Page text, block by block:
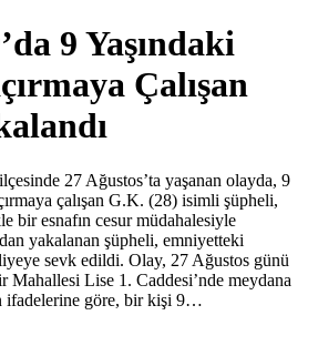
9 Yaşındaki
Çalışan
27 Ağustos’ta yaşanan olayda, 9
çalışan G.K. (28) isimli şüpheli,
bir esnafın cesur müdahalesiyle
yakalanan şüpheli, emniyetteki
sevk edildi. Olay, 27 Ağustos günü
Mahallesi Lise 1. Caddesi’nde meydana
ifadelerine göre, bir kişi 9…